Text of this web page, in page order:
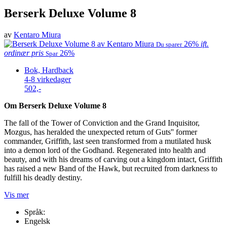
Berserk Deluxe Volume 8
av Kentaro Miura
Du sparer 26% ift.
ordinær pris Spar 26%
Bok, Hardback
4-8 virkedager
502,-
Om Berserk Deluxe Volume 8
The fall of the Tower of Conviction and the Grand Inquisitor,
Mozgus, has heralded the unexpected return of Guts'' former
commander, Griffith, last seen transformed from a mutilated husk
into a demon lord of the Godhand. Regenerated into health and
beauty, and with his dreams of carving out a kingdom intact, Griffith
has raised a new Band of the Hawk, but recruited from darkness to
fulfill his deadly destiny.
Vis mer
Språk:
Engelsk